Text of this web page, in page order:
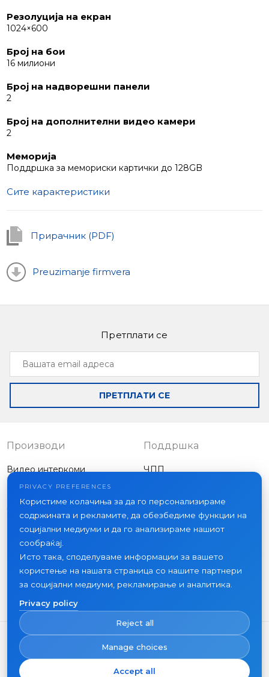
Резолуција на екран
1024×600
Број на бои
16 милиони
Број на надворешни панели
2
Број на дополнителни видео камери
2
Меморија
Поддршка за мемориски картички до 128GB
Сите карактеристики
Прирачник (PDF)
Preuzimanje firmvera
Претплати се
Вашата
email
адреса
ПРЕТПЛАТИ СЕ
Производи
Видео интеркоми
Надворешни панели
Друга опрема
Поддршка
ЧПП
Компанија
Вести
Контакт
Каде да купите
PRIVACY PREFERENCES
Користиме колачиња за да го персонализираме
содржината и рекламите, да обезбедиме функции на
социјални медиуми и да го анализираме нашиот
сообраќај.
Исто така, споделуваме информации за вашето
користење на нашата страница со нашите партнери
за социјални медиуми, рекламирање и аналитика.
Privacy policy
Reject all
Manage choices
Accept all